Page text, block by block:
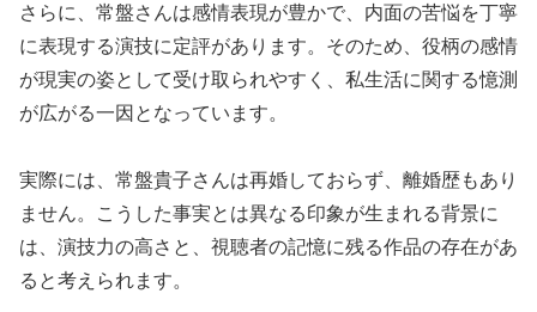
さらに、常盤さんは感情表現が豊かで、内面の苦悩を丁寧
に表現する演技に定評があります。そのため、役柄の感情
が現実の姿として受け取られやすく、私生活に関する憶測
が広がる一因となっています。
実際には、常盤貴子さんは再婚しておらず、離婚歴もあり
ません。こうした事実とは異なる印象が生まれる背景に
は、演技力の高さと、視聴者の記憶に残る作品の存在があ
ると考えられます。